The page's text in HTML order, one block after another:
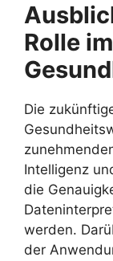
Rolle im
Die
Intelligenz
die
werden.
der